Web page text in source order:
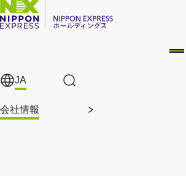
メインコンテンツに移動
JA
サイト内検索
会社情報